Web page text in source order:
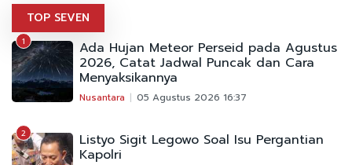
TOP SEVEN
1 Ada Hujan Meteor Perseid pada Agustus
2026, Catat Jadwal Puncak dan Cara
Menyaksikannya
Nusantara 05 Agustus 2026 16:37
2 Listyo Sigit Legowo Soal Isu Pergantian
Kapolri